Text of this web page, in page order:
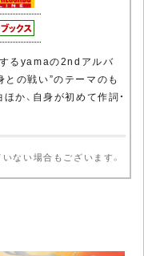
るyamaの2ndアルバ
との戦い”のテーマのも
ほか、自身が初めて作詞・
ない場合もございます。